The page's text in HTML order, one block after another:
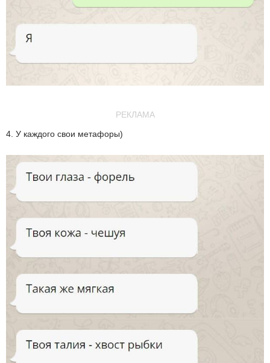
РЕКЛАМА
4. У каждого свои метафоры)